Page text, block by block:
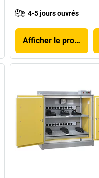
4-5 jours ouvrés
Afficher le produit